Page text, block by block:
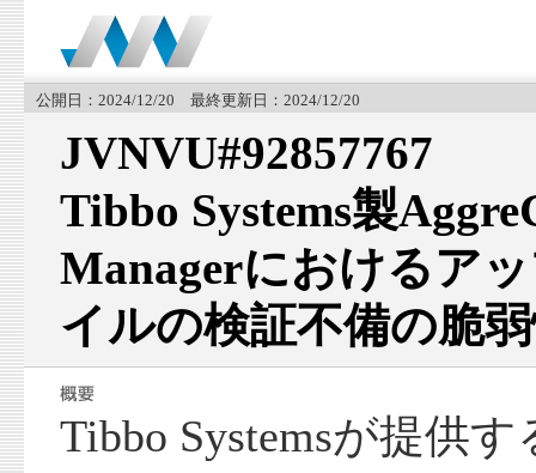
公開日：2024/12/20 最終更新日：2024/12/20
JVNVU#92857767
Tibbo Systems製
Managerにおけるア
イルの検証不備の脆
Tibbo Systemsが提供す